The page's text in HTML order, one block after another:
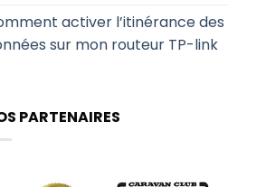
activer l’itinérance des
sur mon routeur TP-link
PARTENAIRES